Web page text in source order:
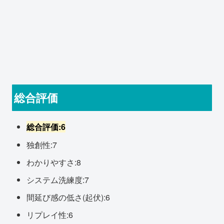
総合評価
総合評価:6
独創性:7
わかりやすさ:8
システム洗練度:7
間延び感の低さ(起伏):6
リプレイ性:6